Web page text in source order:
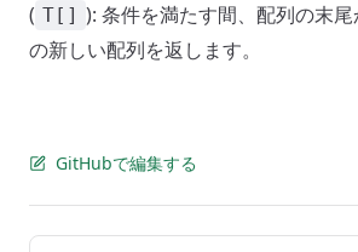
( T[] ): 条件を満たす間、配列の末
の新しい配列を返します。
GitHubで編集する